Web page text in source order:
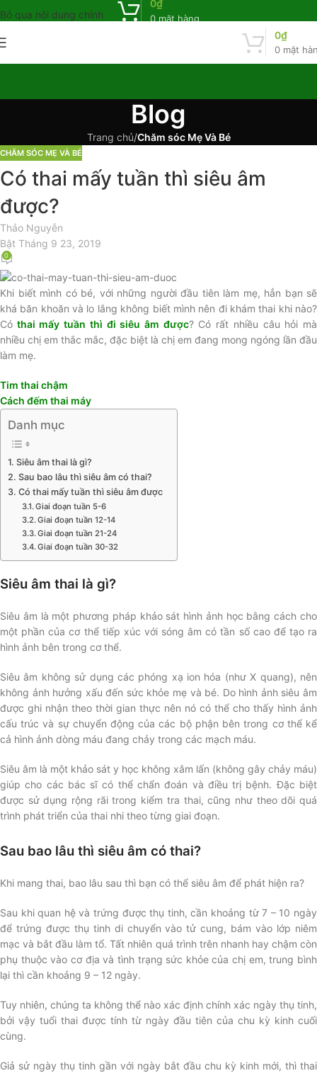
Bỏ qua nội dung chính 0 mặt hàng
0₫
0 mặt
0₫
Blog
Trang chủ/Chăm sóc Mẹ Và Bé
CHĂM SÓC MẸ VÀ BÉ
Có thai mấy tuần thì siêu âm
được?
Thảo Nguyễn
Bật Tháng 9 23, 2019
0
Khi biết mình có bé, với những người đầu tiên làm mẹ, hẳn bạn sẽ
khá băn khoăn và lo lắng không biết mình nên đi khám thai khi nào?
Có thai mấy tuần thì đi siêu âm được? Có rất nhiều câu hỏi mà
nhiều chị em thắc mắc, đặc biệt là chị em đang mong ngóng lần đầu
làm mẹ.
Tim thai chậm
Cách đếm thai máy
Danh mục
Siêu âm thai là gì?
Sau bao lâu thì siêu âm có thai?
Có thai mấy tuần thì siêu âm được
Giai đoạn tuần 5-6
Giai đoạn tuần 12-14
Giai đoạn tuần 21-24
Giai đoạn tuần 30-32
Siêu âm thai là gì?
Siêu âm là một phương pháp khảo sát hình ảnh học bằng cách cho
một phần của cơ thể tiếp xúc với sóng âm có tần số cao để tạo ra
hình ảnh bên trong cơ thể.
Siêu âm không sử dụng các phóng xạ ion hóa (như X quang), nên
không ảnh hưởng xấu đến sức khỏe mẹ và bé. Do hình ảnh siêu âm
được ghi nhận theo thời gian thực nên nó có thể cho thấy hình ảnh
cấu trúc và sự chuyển động của các bộ phận bên trong cơ thể kể
cả hình ảnh dòng máu đang chảy trong các mạch máu.
Siêu âm là một khảo sát y học không xâm lấn (không gây chảy máu)
giúp cho các bác sĩ có thể chẩn đoán và điều trị bệnh. Đặc biệt
được sử dụng rộng rãi trong kiểm tra thai, cũng như theo dõi quá
trình phát triển của thai nhi theo từng giai đoạn.
Sau bao lâu thì siêu âm có thai?
Khi mang thai, bao lâu sau thì bạn có thể siêu âm để phát hiện ra?
Sau khi quan hệ và trứng được thụ tinh, cần khoảng từ 7 – 10 ngày
để trứng được thụ tinh di chuyển vào tử cung, bám vào lớp niêm
mạc và bắt đầu làm tổ. Tất nhiên quá trình trên nhanh hay chậm còn
phụ thuộc vào cơ địa và tình trạng sức khỏe của chị em, trung bình
lại thì cần khoảng 9 – 12 ngày.
Tuy nhiên, chúng ta không thể nào xác định chính xác ngày thụ tinh,
bởi vậy tuổi thai được tính từ ngày đầu tiên của chu kỳ kinh cuối
cùng.
Giả sử ngày thụ tinh gần với ngày bắt đầu chu kỳ kinh mới, thì thai